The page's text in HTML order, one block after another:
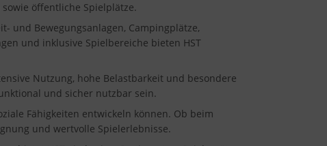
öffentliche Spielplätze.
und Bewegungsanlagen, Campingplätze,
und inklusive Spielbereiche bieten HST
Nutzung, hohe Belastbarkeit und besondere
und sicher nutzbar sein.
Fähigkeiten entwickeln können. Ob beim
und wertvolle Spielerlebnisse.